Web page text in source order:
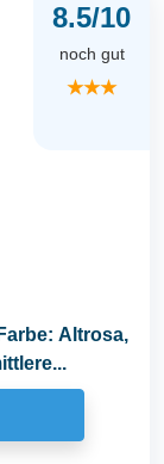
8.5/10
noch gut
★★★
Altrosa,